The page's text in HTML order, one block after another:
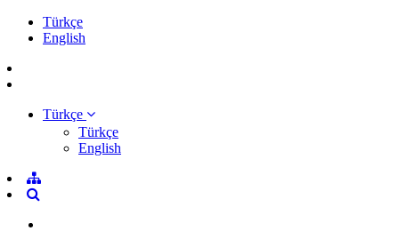
Türkçe
English
Türkçe
Türkçe
English